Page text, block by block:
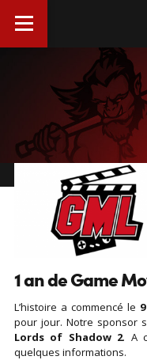
1 an de Game
L’histoire a commencé le
pour jour. Notre sponsor
Lords of Shadow 2. A
quelques informations.